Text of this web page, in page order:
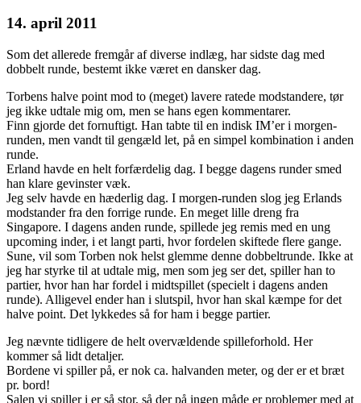
14. april 2011
Som det allerede fremgår af diverse indlæg, har sidste dag med
dobbelt runde, bestemt ikke været en dansker dag.
Torbens halve point mod to (meget) lavere ratede modstandere, tør
jeg ikke udtale mig om, men se hans egen kommentarer.
Finn gjorde det fornuftigt. Han tabte til en indisk IM’er i morgen-
runden, men vandt til gengæld let, på en simpel kombination i anden
runde.
Erland havde en helt forfærdelig dag. I begge dagens runder smed
han klare gevinster væk.
Jeg selv havde en hæderlig dag. I morgen-runden slog jeg Erlands
modstander fra den forrige runde. En meget lille dreng fra
Singapore. I dagens anden runde, spillede jeg remis med en ung
upcoming inder, i et langt parti, hvor fordelen skiftede flere gange.
Sune, vil som Torben nok helst glemme denne dobbeltrunde. Ikke at
jeg har styrke til at udtale mig, men som jeg ser det, spiller han to
partier, hvor han har fordel i midtspillet (specielt i dagens anden
runde). Alligevel ender han i slutspil, hvor han skal kæmpe for det
halve point. Det lykkedes så for ham i begge partier.
Jeg nævnte tidligere de helt overvældende spilleforhold. Her
kommer så lidt detaljer.
Bordene vi spiller på, er nok ca. halvanden meter, og der er et bræt
pr. bord!
Salen vi spiller i er så stor, så der på ingen måde er problemer med at